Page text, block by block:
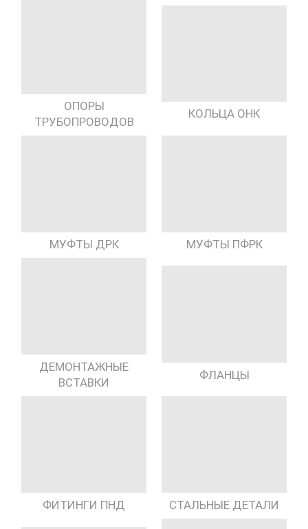
ОПОРЫ
ТРУБОПРОВОДОВ
КОЛЬЦА ОНК
МУФТЫ ДРК МУФТЫ ПФРК
ДЕМОНТАЖНЫЕ
ВСТАВКИ
ФЛАНЦЫ
ФИТИНГИ ПНД СТАЛЬНЫЕ ДЕТАЛИ